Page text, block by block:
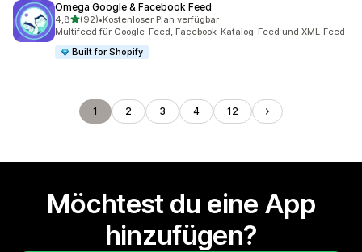
Omega Google & Facebook Feed
4,8von 5 Sternen
(92)
92 Rezensionen insgesamt
•Kostenloser Plan verfügbar
Multifeed für Google-Feed, Facebook-Katalog-Feed und XML-Feed
Built for Shopify
1 2 3 4 12
Möchtest du eine App
hinzufügen?